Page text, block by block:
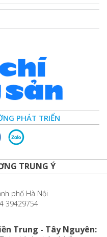
PHÁT TRIỂN
TRUNG Ý
phố Hà Nội
39429754
Trung - Tây Nguyên: